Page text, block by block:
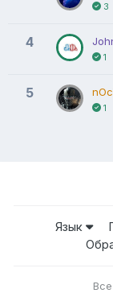
3
4
1
5
1
Язык